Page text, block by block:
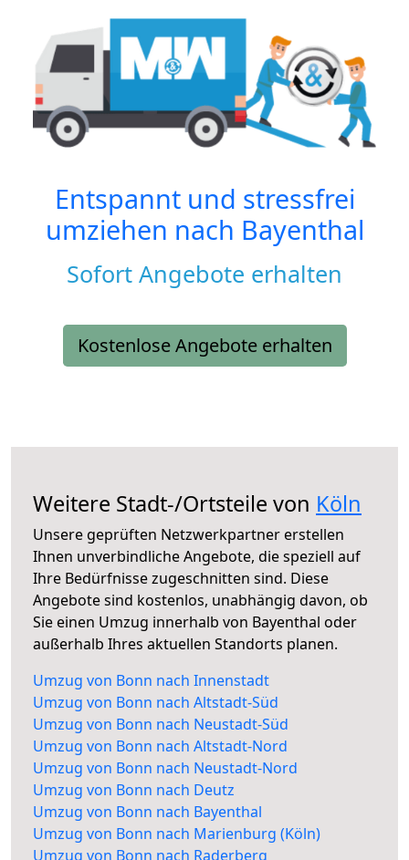
Entspannt und stressfrei
umziehen nach Bayenthal
Sofort Angebote erhalten
Kostenlose Angebote erhalten
Weitere Stadt-/Ortsteile von Köln
Unsere geprüften Netzwerkpartner erstellen
Ihnen unverbindliche Angebote, die speziell auf
Ihre Bedürfnisse zugeschnitten sind. Diese
Angebote sind kostenlos, unabhängig davon, ob
Sie einen Umzug innerhalb von Bayenthal oder
außerhalb Ihres aktuellen Standorts planen.
Umzug von Bonn nach Innenstadt
Umzug von Bonn nach Altstadt-Süd
Umzug von Bonn nach Neustadt-Süd
Umzug von Bonn nach Altstadt-Nord
Umzug von Bonn nach Neustadt-Nord
Umzug von Bonn nach Deutz
Umzug von Bonn nach Bayenthal
Umzug von Bonn nach Marienburg (Köln)
Umzug von Bonn nach Raderberg